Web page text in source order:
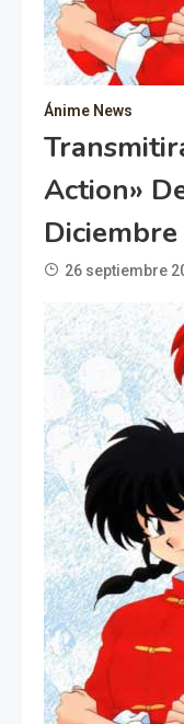
Ánime News
Action»
Diciembre
26 septiembre